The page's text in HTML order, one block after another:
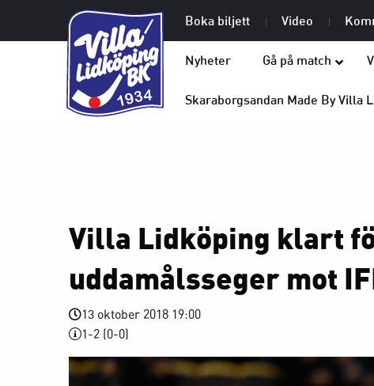
Boka biljett Video
Nyheter Gå på match
Skaraborgsandan Made By Villa
Villa Lidköping klart
uddamålsseger mot
13 oktober 2018 19:00
1-2 (0-0)